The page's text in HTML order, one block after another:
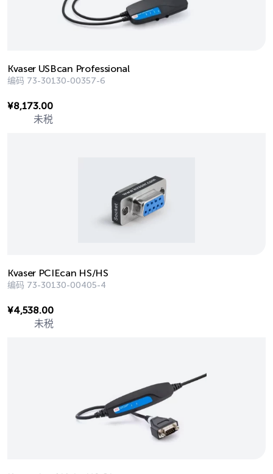
Kvaser USBcan Professional
编码 73-30130-00357-6
¥8,173.00
未税
Kvaser PCIEcan HS/HS
编码 73-30130-00405-4
¥4,538.00
未税